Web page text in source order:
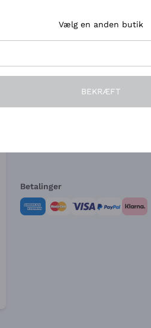
Hvem vi er
Betalinger
Vælg en anden butik
BEKRÆFT